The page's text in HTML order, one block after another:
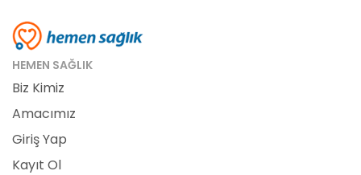
HEMEN SAĞLIK
Biz Kimiz
Amacımız
Giriş Yap
Kayıt Ol